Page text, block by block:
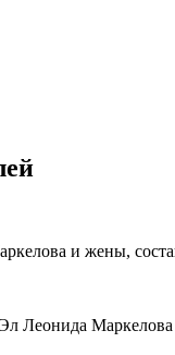
и жены,
Леонида Маркелова